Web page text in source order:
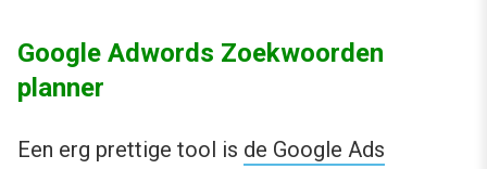
Google Adwords Zoekwoorden
planner
Een erg prettige tool is de Google Ads